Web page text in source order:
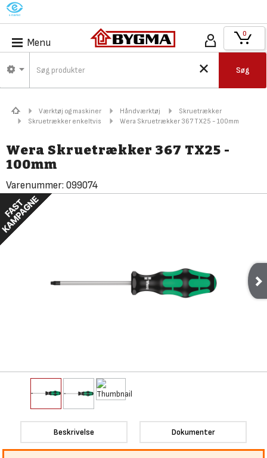
M
Menu
Søg
0
Værktøj og maskiner Håndværktøj
Skruetrækker
Skruetrækker enkeltvis
Wera Skruetrækker 367 TX25 - 100mm
Wera Skruetrækker 367 TX25 -
100mm
Varenummer: 099074
Beskrivelse Dokumenter